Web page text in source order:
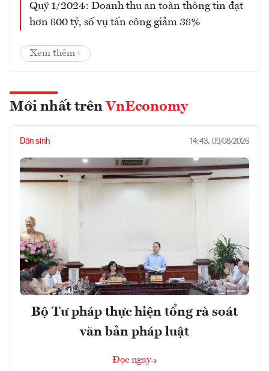
Quý 1/2024: Doanh thu an toàn thông tin đạt
hơn 800 tỷ, số vụ tấn công giảm 38%
Xem thêm
Mới nhất trên VnEconomy
Dân sinh 14:43, 09/08/2026
Bộ Tư pháp thực hiện tổng rà soát
văn bản pháp luật
Đọc ngay